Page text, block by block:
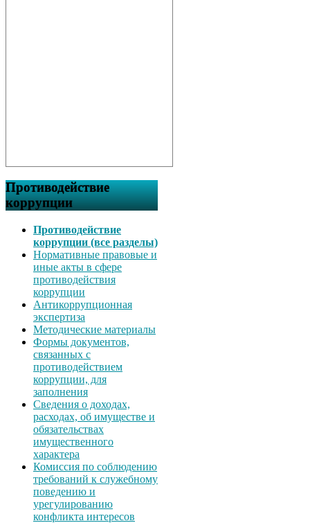
Противодействие
коррупции
Противодействие
коррупции (все разделы)
Нормативные правовые и
иные акты в сфере
противодействия
коррупции
Антикоррупционная
экспертиза
Методические материалы
Формы документов,
связанных с
противодействием
коррупции, для
заполнения
Сведения о доходах,
расходах, об имуществе и
обязательствах
имущественного
характера
Комиссия по соблюдению
требований к служебному
поведению и
урегулированию
конфликта интересов